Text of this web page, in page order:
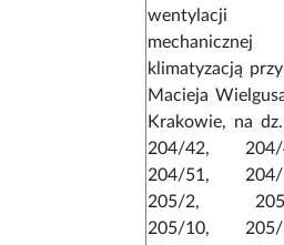
wentylacji
klimatyzacją
Macieja
Krakowie, na
204/42, 204/
204/51, 204/
205/2,
205/10, 205/